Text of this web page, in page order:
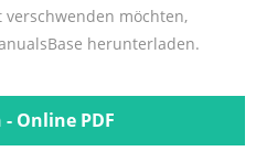
möchten,
herunterladen.
- Online PDF